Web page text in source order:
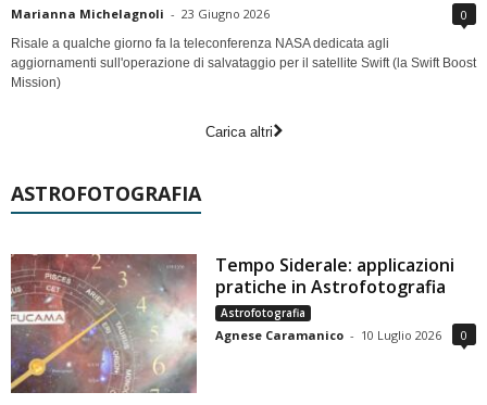
Marianna Michelagnoli - 23 Giugno 2026 0
Risale a qualche giorno fa la teleconferenza NASA dedicata agli
aggiornamenti sull'operazione di salvataggio per il satellite Swift (la Swift Boost
Mission)
Carica altri
ASTROFOTOGRAFIA
Tempo Siderale: applicazioni
pratiche in Astrofotografia
Astrofotografia
Agnese Caramanico - 10 Luglio 2026 0